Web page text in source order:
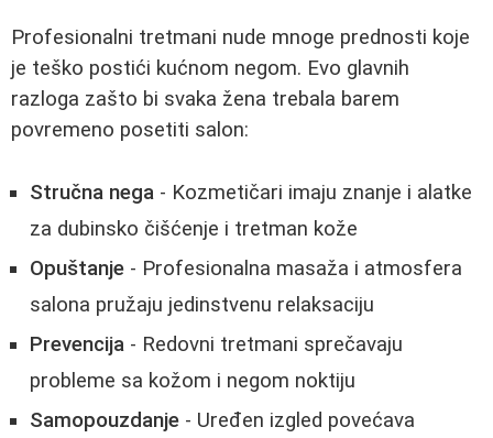
Profesionalni tretmani nude mnoge prednosti koje
je teško postići kućnom negom. Evo glavnih
razloga zašto bi svaka žena trebala barem
povremeno posetiti salon:
Stručna nega - Kozmetičari imaju znanje i alatke
za dubinsko čišćenje i tretman kože
Opuštanje - Profesionalna masaža i atmosfera
salona pružaju jedinstvenu relaksaciju
Prevencija - Redovni tretmani sprečavaju
probleme sa kožom i negom noktiju
Samopouzdanje - Uređen izgled povećava